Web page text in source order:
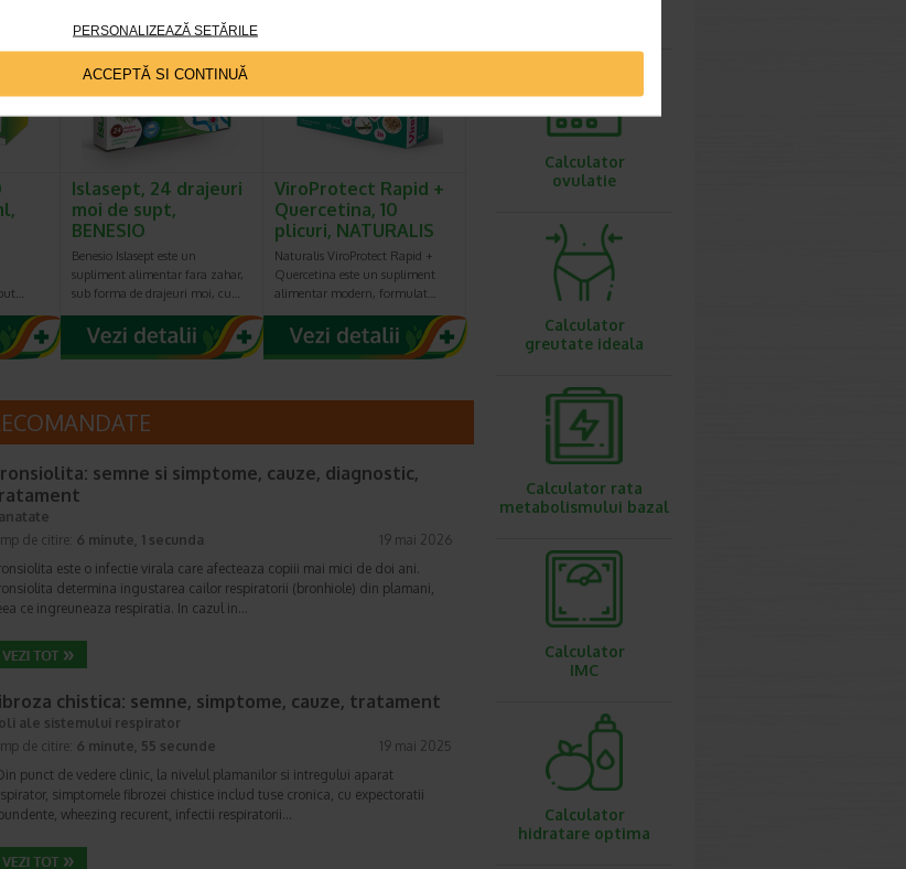
PERSONALIZEAZĂ SETĂRILE
ACCEPTĂ SI CONTINUĂ
Plătești 2, primești 3
Islasept, 24 drajeuri
moi de supt,
BENESIO
Benesio Islasept este un
supliment alimentar fara zahar,
sub forma de drajeuri moi, cu…
ViroProtect Rapid +
Quercetina, 10
plicuri, NATURALIS
Naturalis ViroProtect Rapid +
Quercetina este un supliment
alimentar modern, formulat…
semne si simptome, cauze, diagnostic,
de citire: 6 minute, 1 secunda
19 mai 2026
este o infectie virala care afecteaza copiii mai mici de doi ani.
determina ingustarea cailor respiratorii (bronhiole) din plamani,
ce ingreuneaza respiratia. In cazul in…
chistica: semne, simptome, cauze, tratament
ale sistemului respirator
de citire: 6 minute, 55 secunde
19 mai 2025
punct de vedere clinic, la nivelul plamanilor si intregului aparat
simptomele fibrozei chistice includ tuse cronica, cu expectoratii
wheezing recurent, infectii respiratorii…
Calculator
ovulatie
Calculator
greutate ideala
Calculator rata
metabolismului bazal
Calculator
IMC
Calculator
hidratare optima